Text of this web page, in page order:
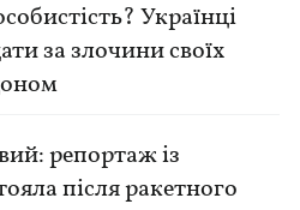
Українці
за злочини своїх
репортаж із
після ракетного